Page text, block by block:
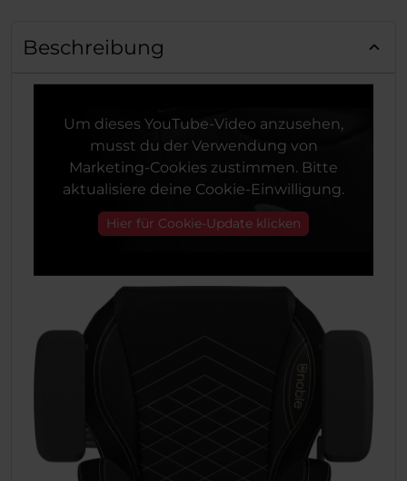
Beschreibung
Um dieses YouTube-Video anzusehen,
musst du der Verwendung von
Marketing-Cookies zustimmen. Bitte
aktualisiere deine Cookie-Einwilligung.
Hier für Cookie-Update klicken